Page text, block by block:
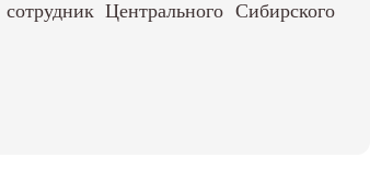
Центрального Сибирского